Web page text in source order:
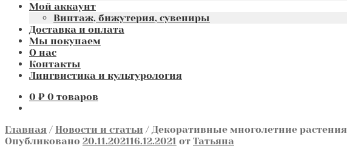
Мой аккаунт
Винтаж, бижутерия, сувениры
Доставка и оплата
Мы покупаем
О нас
Контакты
Лингвистика и культурология
0 ₽ 0 товаров
Главная / Новости и статьи / Декоративные многолетние растения
Опубликовано 20.11.202116.12.2021 от Татьяна